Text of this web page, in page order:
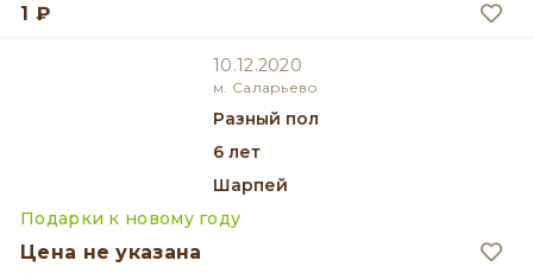
1 ₽
10.12.2020
м. Саларьево
разный пол
6 лет
Шарпей
Подарки к новому году
Цена не указана